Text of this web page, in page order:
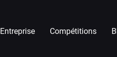
Entreprise Compétitions